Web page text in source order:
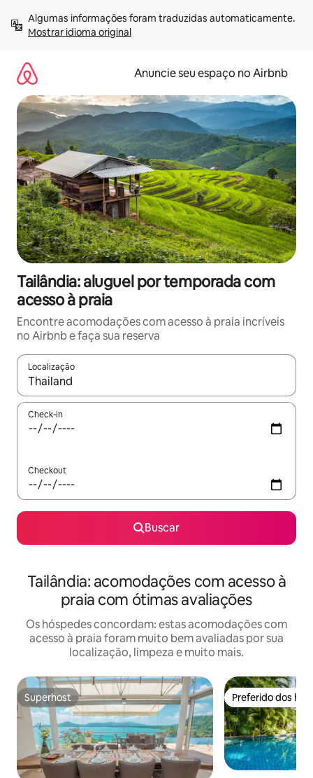
para
Mostrar idioma original
Anuncie seu espaço no Airbnb
Tailândia: aluguel por temporada com
acesso à praia
Encontre acomodações com acesso à praia incríveis
no Airbnb e faça sua reserva
Localização
Quando os resultados estiverem disponíveis, explore-os
Check-in
Checkout
Buscar
Tailândia: acomodações com acesso à
praia com ótimas avaliações
Os hóspedes concordam: estas acomodações com
acesso à praia foram muito bem avaliadas por sua
localização, limpeza e muito mais.
Superhost
Superhost Preferido dos
Preferido dos